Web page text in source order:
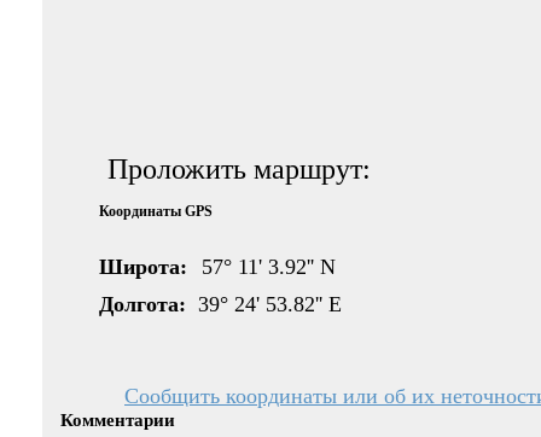
Проложить маршрут:
Координаты GPS
Широта:
57° 11' 3.92'' N
Долгота: 39° 24' 53.82'' E
Сообщить координаты или об их
Комментарии